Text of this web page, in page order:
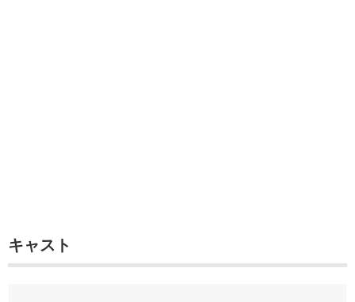
キャスト